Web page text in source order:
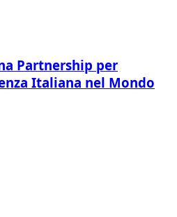
Partnership per
Italiana nel Mondo